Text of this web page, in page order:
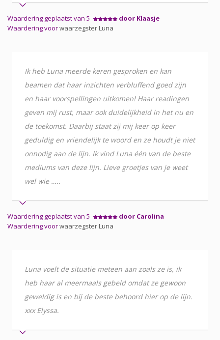
Waardering geplaatst van 5
door Klaasje
Waardering voorwaarzegster Luna
Ik heb Luna meerde keren gesproken en kan
beamen dat haar inzichten verbluffend goed zijn
en haar voorspellingen uitkomen! Haar readingen
geven mij rust, maar ook duidelijkheid in het nu en
de toekomst. Daarbij staat zij mij keer op keer
geduldig en vriendelijk te woord en ze houdt je niet
onnodig aan de lijn. Ik vind Luna één van de beste
mediums van deze lijn. Lieve groetjes van je weet
wel wie …..
Waardering geplaatst van 5
door Carolina
Waardering voorwaarzegster Luna
Luna voelt de situatie meteen aan zoals ze is, ik
heb haar al meermaals gebeld omdat ze gewoon
geweldig is en bij de beste behoord hier op de lijn.
xxx Elyssa.